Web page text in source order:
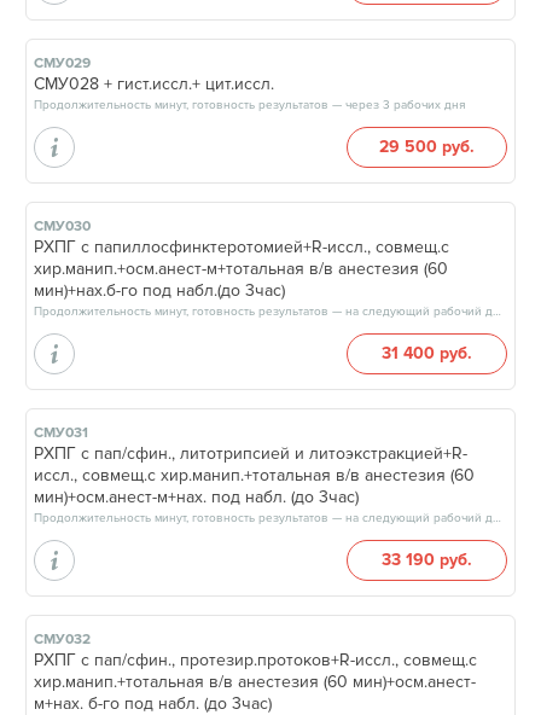
СМУ029
СМУ028 + гист.иссл.+ цит.иссл.
Продолжительность минут, готовность результатов — через 3 рабочих дня
29 500 руб.
СМУ030
РХПГ с папиллосфинктеротомией+R-иссл., совмещ.с
хир.манип.+осм.анест-м+тотальная в/в анестезия (60
мин)+нах.б-го под набл.(до 3час)
Продолжительность минут, готовность результатов — на следующий рабочий день
31 400 руб.
СМУ031
РХПГ с пап/сфин., литотрипсией и литоэкстракцией+R-
иссл., совмещ.с хир.манип.+тотальная в/в анестезия (60
мин)+осм.анест-м+нах. под набл. (до 3час)
Продолжительность минут, готовность результатов — на следующий рабочий день
33 190 руб.
СМУ032
РХПГ с пап/сфин., протезир.протоков+R-иссл., совмещ.с
хир.манип.+тотальная в/в анестезия (60 мин)+осм.анест-
м+нах. б-го под набл. (до 3час)